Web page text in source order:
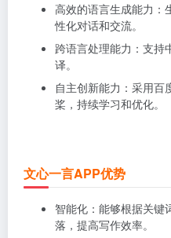
高效的语言生成能力：
性化对话和交流。
跨语言处理能力：支持
译。
自主创新能力：采用百
桨，持续学习和优化。
文心一言APP优势
智能化：能够根据关键
落，提高写作效率。